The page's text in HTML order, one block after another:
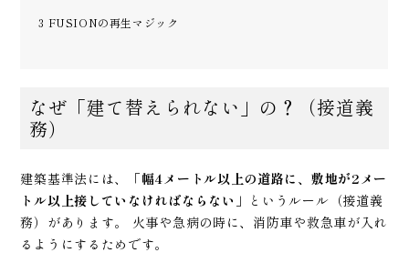
3 FUSIONの再生マジック
なぜ「建て替えられない」の？（接道義
務）
建築基準法には、
「幅4メートル以上の道路に、敷地が2メー
トル以上接していなければならない」 というルール（接道義
務）があります。 火事や急病の時に、消防車や救急車が入れ
るようにするためです。